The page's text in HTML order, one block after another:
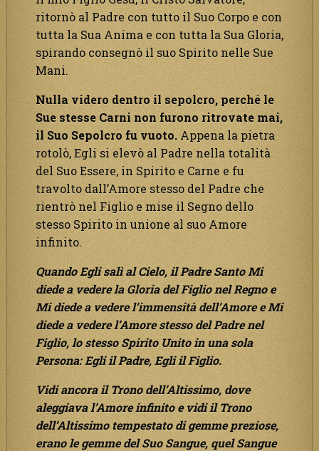
ritornò al Padre con tutto il Suo Corpo e con
tutta la Sua Anima e con tutta la Sua Gloria,
spirando consegnò il suo Spirito nelle Sue
Mani.
Nulla videro dentro il sepolcro, perché le
Sue stesse Carni non furono ritrovate mai,
il Suo Sepolcro fu vuoto. Appena la pietra
rotolò, Egli si elevò al Padre nella totalità
del Suo Essere, in Spirito e Carne e fu
travolto dall’Amore stesso del Padre che
rientrò nel Figlio e mise il Segno dello
stesso Spirito in unione al suo Amore
infinito.
Quando Egli salì al Cielo, il Padre Santo Mi
diede a vedere la Gloria del Figlio nel Regno e
Mi diede a vedere l’immensità dell’Amore e Mi
diede a vedere l’Amore stesso del Padre nel
Figlio, lo stesso Spirito Unito in una sola
Persona: Egli il Padre, Egli il Figlio.
Vidi ancora il Trono dell’Altissimo, dove
aleggiava l’Amore infinito e vidi il Trono
dell’Altissimo tempestato di gemme preziose,
erano le gemme del Suo Sangue, quel Sangue